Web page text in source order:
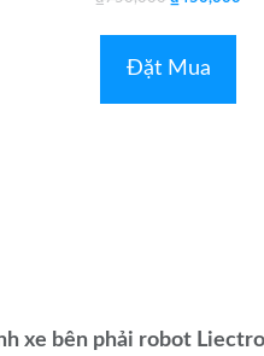
xếp
5
sao
là:
Đặt Mua
xe bên phải robot